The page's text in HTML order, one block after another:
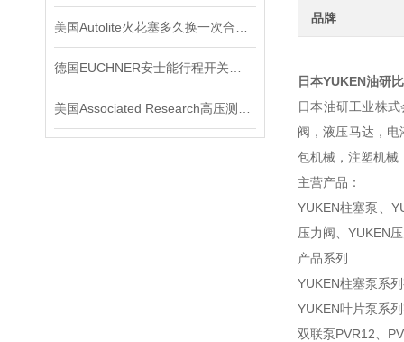
品牌
日本YUKEN油研
日本油研工业株
阀，液压马达，
包机械，注塑机械
主营产品：
YUKEN柱塞泵、
压力阀、YUKEN
产品系列
YUKEN柱塞泵系
YUKEN叶片泵系
双联泵PVR12、